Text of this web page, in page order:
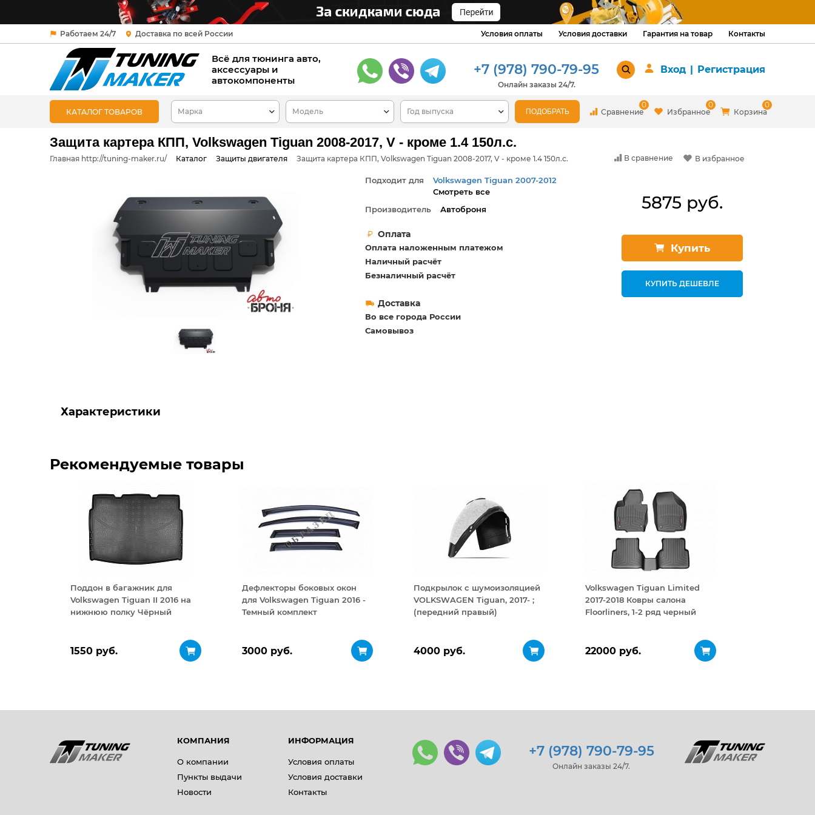
Работаем 24/7 Доставка по всей России Условия оплаты Условия доставки Гарантия на товар Контакты
Всё для тюнинга авто,
аксессуары и
автокомпоненты
+7 (978) 790-79-95
Онлайн заказы 24/7.
Вход | Регистрация
КАТАЛОГ ТОВАРОВ Сравнение
0
Избранное
0
Корзина
0
Защита картера КПП, Volkswagen Tiguan 2008-2017, V - кроме 1.4 150л.с.
Главная http://tuning-maker.ru/ Каталог Защиты двигателя Защита картера КПП, Volkswagen Tiguan 2008-2017, V - кроме 1.4 150л.с.
Подходит для
Volkswagen Tiguan 2007-2012
Volkswagen Tiguan 2012+
Volkswagen Tiguan 2015+
Смотреть все
Производитель
Автоброня
Оплата
Оплата наложенным платежом
Наличный расчёт
Безналичный расчёт
Доставка
Во все города России
Самовывоз
В сравнение В избранное
5875 руб.
Купить
КУПИТЬ ДЕШЕВЛЕ
Характеристики
Рекомендуемые товары
Поддон в багажник для
Volkswagen Tiguan II 2016 на
нижнюю полку Чёрный
1550 руб.
Дефлекторы боковых окон
для Volkswagen Tiguan 2016 -
Темный комплект
3000 руб.
Подкрылок с шумоизоляцией
VOLKSWAGEN Tiguan, 2017- ;
(передний правый)
4000 руб.
Volkswagen Tiguan Limited
2017-2018 Ковры салона
Floorliners, 1-2 ряд черный
22000 руб.
КОМПАНИЯ
О компании
Пункты выдачи
Новости
ИНФОРМАЦИЯ
Условия оплаты
Условия доставки
Контакты
+7 (978) 790-79-95
Онлайн заказы 24/7.